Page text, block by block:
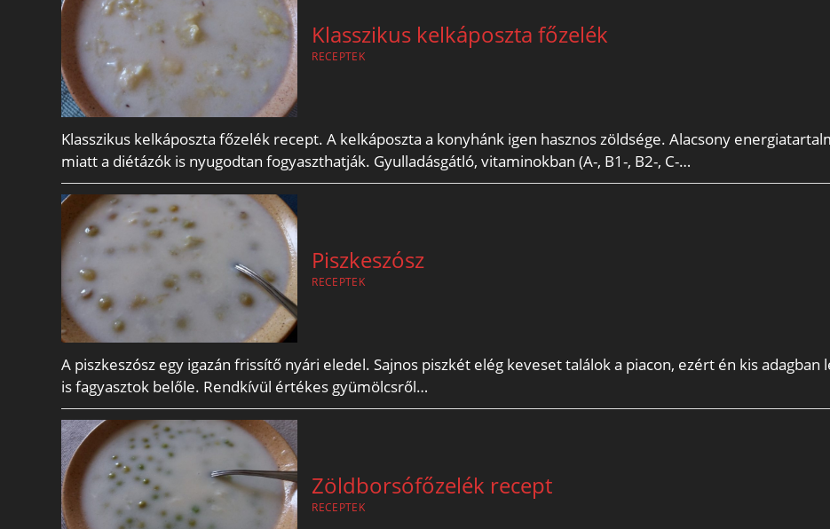
Klasszikus kelkáposzta főzelék
RECEPTEK
Klasszikus kelkáposzta főzelék recept. A kelkáposzta a konyhánk igen hasznos zöldsége. Alacsony
miatt a diétázók is nyugodtan fogyaszthatják. Gyulladásgátló, vitaminokban (A-, B1-, B2-, C-…
Piszkeszósz
RECEPTEK
A piszkeszósz egy igazán frissítő nyári eledel. Sajnos piszkét elég keveset találok a piacon, ezért én kis adagban
is fagyasztok belőle. Rendkívül értékes gyümölcsről…
Zöldborsófőzelék recept
RECEPTEK